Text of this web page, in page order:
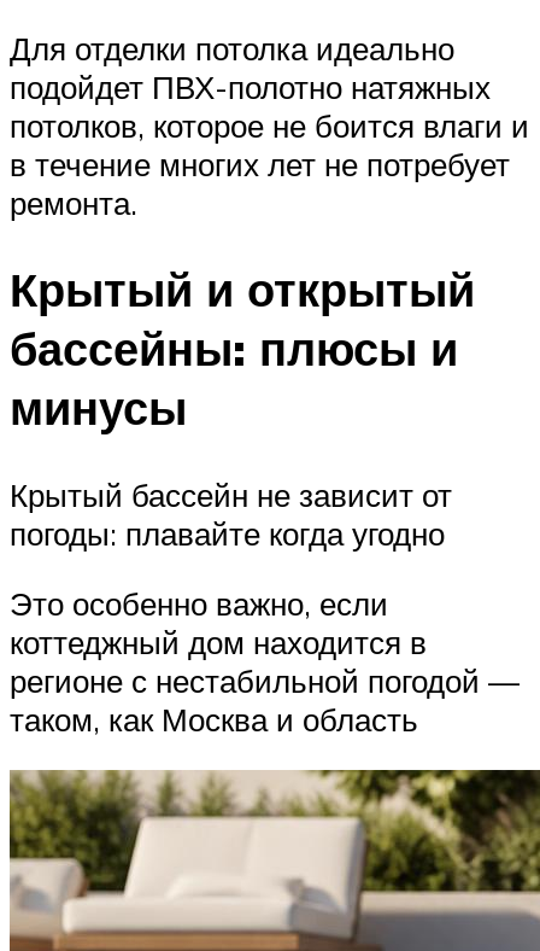
Для отделки потолка идеально
подойдет ПВХ-полотно натяжных
потолков, которое не боится влаги и
в течение многих лет не потребует
ремонта.
Крытый и открытый
бассейны: плюсы и
минусы
Крытый бассейн не зависит от
погоды: плавайте когда угодно
Это особенно важно, если
коттеджный дом находится в
регионе с нестабильной погодой —
таком, как Москва и область